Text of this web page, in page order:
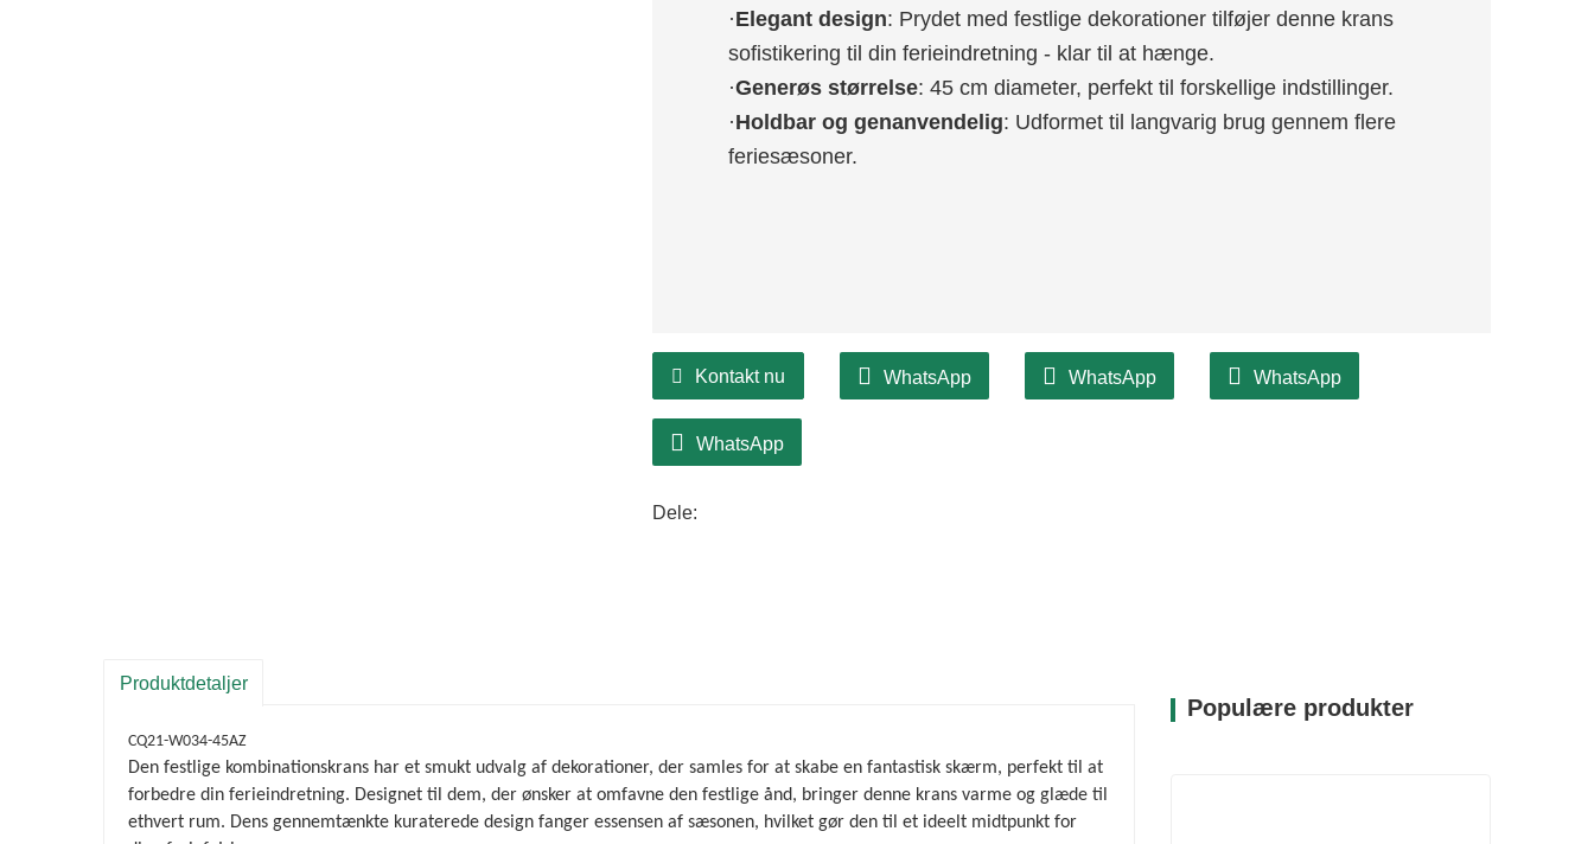
·Elegant design: Prydet med festlige dekorationer tilføjer denne krans
sofistikering til din ferieindretning - klar til at hænge.
·Generøs størrelse: 45 cm diameter, perfekt til forskellige indstillinger.
·Holdbar og genanvendelig: Udformet til langvarig brug gennem flere
feriesæsoner.
Kontakt nu WhatsApp WhatsApp WhatsApp
WhatsApp
Dele:
Produktdetaljer
CQ21-W034-45AZ
Den festlige kombinationskrans har et smukt udvalg af dekorationer, der samles for at skabe en fantastisk skærm, perfekt til at
forbedre din ferieindretning. Designet til dem, der ønsker at omfavne den festlige ånd, bringer denne krans varme og glæde til
ethvert rum. Dens gennemtænkte kuraterede design fanger essensen af ​​sæsonen, hvilket gør den til et ideelt midtpunkt for
Populære produkter